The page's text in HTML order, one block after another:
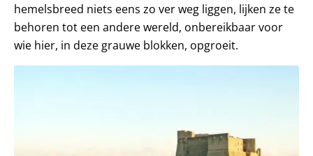
hemelsbreed niets eens zo ver weg liggen, lijken ze te
behoren tot een andere wereld, onbereikbaar voor
wie hier, in deze grauwe blokken, opgroeit.